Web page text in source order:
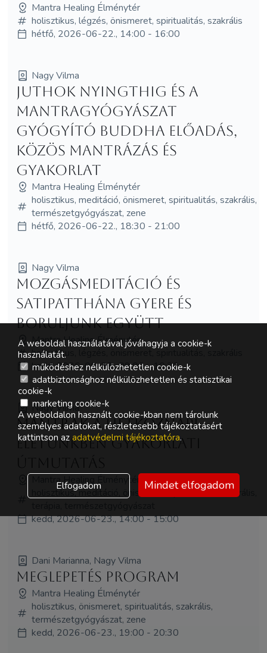
Mantra Healing Élménytér
holisztikus, légzés, önismeret, spiritualitás, szakrális
hétfő, 2026-06-22., 14:00 - 16:00
Nagy Vilma
Juthok Nyingthig és a
Mantragyógyászat
Gyógyító Buddha előadás,
közös mantrázás és
gyakorlat
Mantra Healing Élménytér
holisztikus, meditáció, önismeret, spiritualitás, szakrális,
természetgyógyászat, zene
hétfő, 2026-06-22., 18:30 - 21:00
Nagy Vilma
Mozgásmeditáció és
Satipatthána Gyere és
boruljunk együtt
Mantra Healing Élménytér
holisztikus, légzés, önismeret, spiritualitás, szakrális
kedd, 2026-06-23., 09:00 - 10:30
Nagy Vilma
Mantrák a hétköznapi
életünkben gyakorlati
Mantra Healing Élménytér
holisztikus, meditáció, önismeret, spiritualitás, szakrális,
kedd, 2026-06-23., 14:00 - 15:00
Dani Marianna, Nagy Vilma
Meglepetés program
Mantra Healing Élménytér
holisztikus, önismeret, spiritualitás, szakrális,
természetgyógyászat, zene
kedd, 2026-06-23., 19:00 - 20:30
A weboldal használatával jóváhagyja a cookie-k
használatát.
működéshez nélkülözhetetlen cookie-k
adatbiztonsághoz nélkülözhetetlen és statisztikai
cookie-k
marketing cookie-k
A weboldalon használt cookie-kban nem tárolunk
személyes adatokat, részletesebb tájékoztatásért
kattintson az adatvédelmi tájékoztatóra.
Elfogadom Mindet elfogadom